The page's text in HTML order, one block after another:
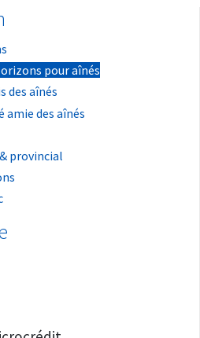
pour aînés
des aînés
des aînés
provincial